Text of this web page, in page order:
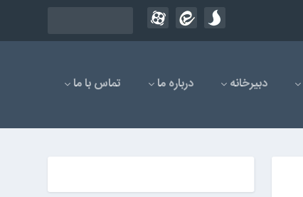
دبیرخانه درباره ما تماس با ما